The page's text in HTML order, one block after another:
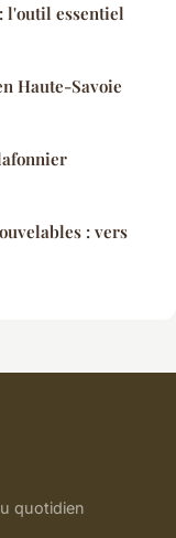
l'outil essentiel
Haute-Savoie
: vers
quotidien